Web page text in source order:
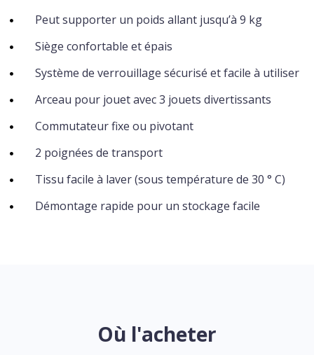
Peut supporter un poids allant jusqu’à 9 kg
Siège confortable et épais
Système de verrouillage sécurisé et facile à utiliser
Arceau pour jouet avec 3 jouets divertissants
Commutateur fixe ou pivotant
2 poignées de transport
Tissu facile à laver (sous température de 30 ° C)
Démontage rapide pour un stockage facile
Où l'acheter